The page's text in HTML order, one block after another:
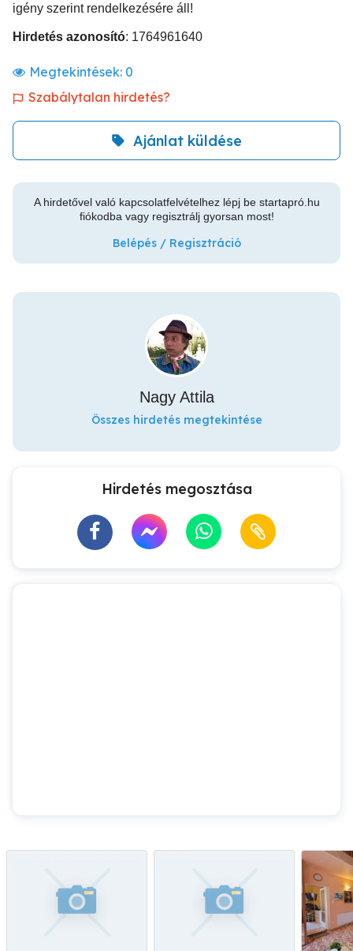
igény szerint rendelkezésére áll!
Hirdetés azonosító: 1764961640
Megtekintések: 0
Szabálytalan hirdetés?
Ajánlat küldése
A hirdetővel való kapcsolatfelvételhez lépj be startapró.hu
fiókodba vagy regisztrálj gyorsan most!
Belépés / Regisztráció
Nagy Attila
Összes hirdetés megtekintése
Hirdetés megosztása